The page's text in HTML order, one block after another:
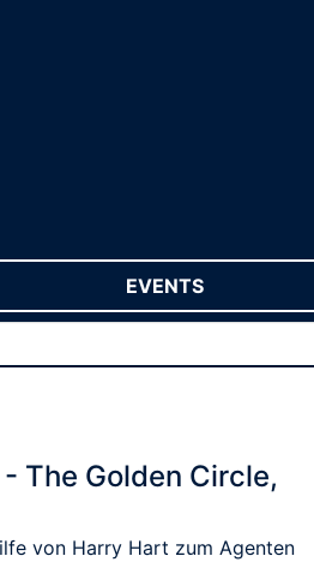
EVENTS
The Golden Circle,
von Harry Hart zum Agenten